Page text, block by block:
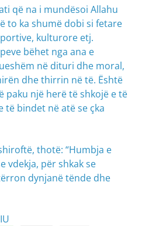
që na i mundësoi Allahu
to ka shumë dobi si fetare
kulturore etj.
bëhet nga ana e
në dituri dhe moral,
dhe thirrin në të. Është
paku një herë të shkojë e të
të bindet në atë se çka
thotë: “Humbja e
vdekja, për shkak se
dynjanë tënde dhe